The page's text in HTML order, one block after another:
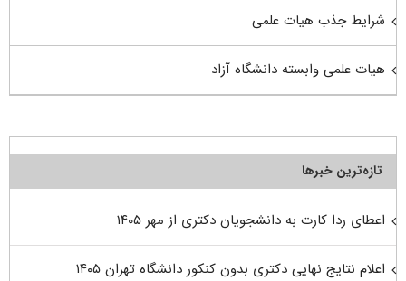
شرایط جذب هیات علمی
هیات علمی وابسته دانشگاه آزاد
تازه‌ترین خبرها
اعطای ردا کارت به دانشجویان دکتری از مهر ۱۴۰۵
اعلام نتایج نهایی دکتری بدون کنکور دانشگاه تهران ۱۴۰۵